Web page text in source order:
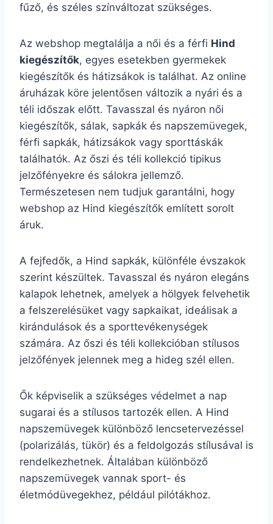
fűző, és széles színváltozat szükséges.
Az webshop megtalálja a női és a férfi Hind
kiegészítők, egyes esetekben gyermekek
kiegészítők és hátizsákok is találhat. Az online
áruházak köre jelentősen változik a nyári és a
téli időszak előtt. Tavasszal és nyáron női
kiegészítők, sálak, sapkák és napszemüvegek,
férfi sapkák, hátizsákok vagy sporttáskák
találhatók. Az őszi és téli kollekció tipikus
jelzőfényekre és sálokra jellemző.
Természetesen nem tudjuk garantálni, hogy
webshop az Hind kiegészítők említett sorolt
áruk.
A fejfedők, a Hind sapkák, különféle évszakok
szerint készültek. Tavasszal és nyáron elegáns
kalapok lehetnek, amelyek a hölgyek felvehetik
a felszerelésüket vagy sapkaikat, ideálisak a
kirándulások és a sporttevékenységek
számára. Az őszi és téli kollekcióban stílusos
jelzőfények jelennek meg a hideg szél ellen.
Ők képviselik a szükséges védelmet a nap
sugarai és a stílusos tartozék ellen. A Hind
napszemüvegek különböző lencsetervezéssel
(polarizálás, tükör) és a feldolgozás stílusával is
rendelkezhetnek. Általában különböző
napszemüvegek vannak sport- és
életmódüvegekhez, például pilótákhoz.